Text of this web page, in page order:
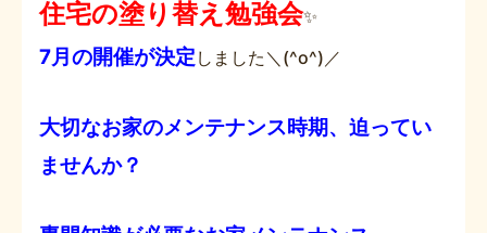
住宅の塗り替え勉強会✨
7月の開催が決定 しました＼(^o^)／
大切なお家のメンテナンス時期、迫ってい
ませんか？